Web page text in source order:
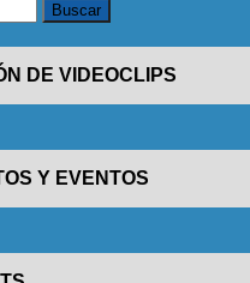
DE VIDEOCLIPS
Y EVENTOS